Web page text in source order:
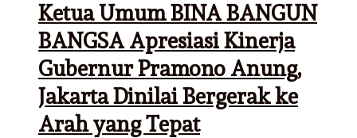
Ketua Umum BINA BANGUN
BANGSA Apresiasi Kinerja
Gubernur Pramono Anung,
Jakarta Dinilai Bergerak ke
Arah yang Tepat